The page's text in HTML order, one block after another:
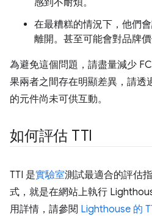
在最糟糕的情況下，他們
離開。甚至可能會對品牌價
為避免這個問題，請盡量減少
果兩者之間存在明顯差異，請透
的元件尚未可供互動。
如何評估 TTI
TTI 是實驗室測試最適合的評估
式，就是在網站上執行
用詳情，請參閱 Lighthouse 的